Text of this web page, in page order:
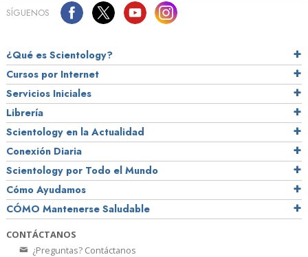
SÍGUENOS
¿Qué es Scientology?
Cursos por Internet
Servicios Iniciales
Librería
Scientology en la Actualidad
Conexión Diaria
Scientology por Todo el Mundo
Cómo Ayudamos
CÓMO Mantenerse Saludable
CONTÁCTANOS
¿Preguntas? Contáctanos